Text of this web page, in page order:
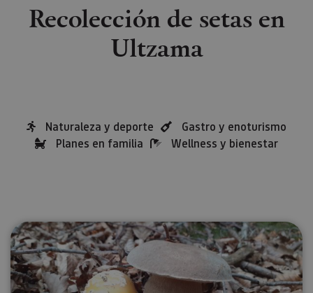
Recolección de setas en
Ultzama
Naturaleza y deporte
Gastro y enoturismo
Planes en familia
Wellness y bienestar